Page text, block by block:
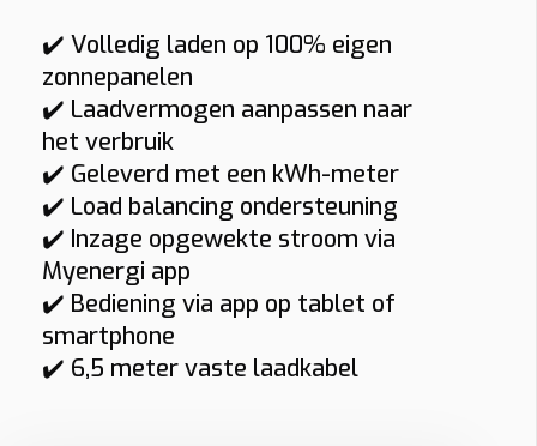
✔️ Volledig laden op 100% eigen
zonnepanelen
✔️ Laadvermogen aanpassen naar
het verbruik
✔️ Geleverd met een kWh-meter
✔️ Load balancing ondersteuning
✔️ Inzage opgewekte stroom via
Myenergi app
✔️ Bediening via app op tablet of
smartphone
✔️ 6,5 meter vaste laadkabel